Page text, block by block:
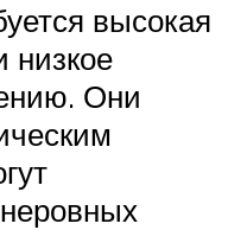
высокая
низкое
Они